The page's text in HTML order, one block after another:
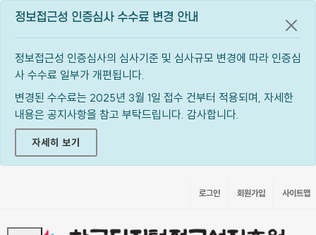
정보접근성 인증심사 수수료 변경 안내
정보접근성 인증심사의 심사기준 및 심사규모 변경에 따라 인증심
사 수수료 일부가 개편됩니다.
변경된 수수료는 2025년 3월 1일 접수 건부터 적용되며, 자세한
내용은 공지사항을 참고 부탁드립니다. 감사합니다.
자세히 보기
공지
로그인 회원가입 사이트맵